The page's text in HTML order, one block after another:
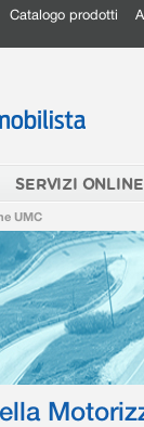
Catalogo prodotti
SERVIZI ONLINE
UMC